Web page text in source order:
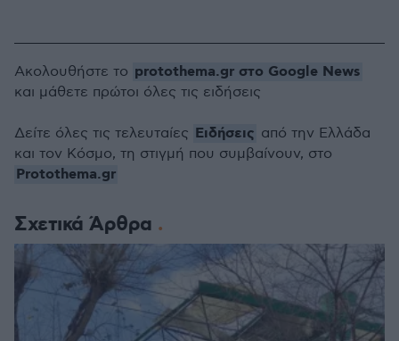
Σχετικά Άρθρα
Ακολουθήστε το protothema.gr στο Google News
και μάθετε πρώτοι όλες τις ειδήσεις
Δείτε όλες τις τελευταίες Ειδήσεις από την Ελλάδα
και τον Κόσμο, τη στιγμή που συμβαίνουν, στο
Protothema.gr